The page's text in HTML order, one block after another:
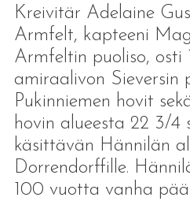
Kreivitär Adelaine
Armfelt, kapteeni
Armfeltin puoliso, osti
amiraalivon Sieversin
Pukinniemen hovit
hovin alueesta 22 3/4
käsittävän Hännilän
Dorrendorffille.
100 vuotta vanha